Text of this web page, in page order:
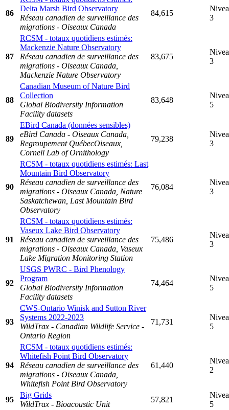
86
Delta Marsh Bird Observatory
Réseau canadien de surveillance des
migrations - Oiseaux Canada
84,615
3
87
RCSM - totaux quotidiens estimés:
Mackenzie Nature Observatory
Réseau canadien de surveillance des
migrations - Oiseaux Canada,
Mackenzie Nature Observatory
83,675
3
88
Canadian Museum of Nature Bird
Collection
Global Biodiversity Information
Facility datasets
83,648
5
89
EBird Canada (données sensibles)
eBird Canada - Oiseaux Canada,
Regroupement QuébecOiseaux,
Cornell Lab of Ornithology
79,238
3
90
RCSM - totaux quotidiens estimés: Last
Mountain Bird Observatory
Réseau canadien de surveillance des
migrations - Oiseaux Canada, Nature
Saskatchewan, Last Mountain Bird
Observatory
76,084
3
91
RCSM - totaux quotidiens estimés:
Vaseux Lake Bird Observatory
Réseau canadien de surveillance des
migrations - Oiseaux Canada, Vaseux
Lake Migration Monitoring Station
75,486
3
92
USGS PWRC - Bird Phenology
Program
Global Biodiversity Information
Facility datasets
74,464
5
93
CWS-Ontario Winisk and Sutton River
Systems 2022-2023
WildTrax - Canadian Wildlife Service -
Ontario Region
71,731
5
94
RCSM - totaux quotidiens estimés:
Whitefish Point Bird Observatory
Réseau canadien de surveillance des
migrations - Oiseaux Canada,
Whitefish Point Bird Observatory
61,440
2
95
Big Grids
WildTrax - Bioacoustic Unit
57,821
5